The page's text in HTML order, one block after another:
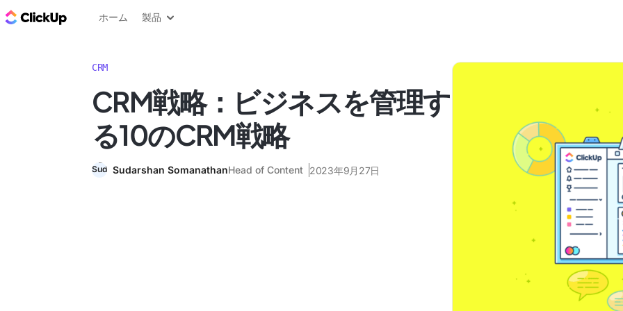
ClickUp ブログ
ホーム 製品
CRM
CRM戦略：ビジネスを管理す
る10のCRM戦略
Sudarshan SomanathanHead of Content 2023年9月27日